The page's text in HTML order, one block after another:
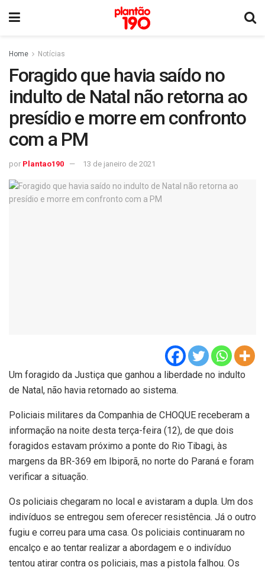
Home Notícias
Foragido que havia saído no
indulto de Natal não retorna ao
presídio e morre em confronto
com a PM
por Plantao190 13 de janeiro de 2021
Um foragido da Justiça que ganhou a liberdade no indulto
de Natal, não havia retornado ao sistema.
Policiais militares da Companhia de CHOQUE receberam a
informação na noite desta terça-feira (12), de que dois
foragidos estavam próximo a ponte do Rio Tibagi, às
margens da BR-369 em Ibiporã, no norte do Paraná e foram
verificar a situação.
Os policiais chegaram no local e avistaram a dupla. Um dos
indivíduos se entregou sem oferecer resistência. Já o outro
fugiu e correu para uma casa. Os policiais continuaram no
encalço e ao tentar realizar a abordagem e o indivíduo
tentou atirar contra os policiais, mas a pistola falhou. Os